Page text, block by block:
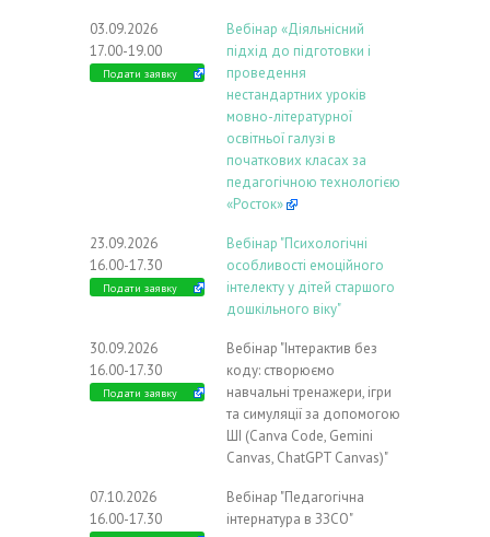
03.09.2026
17.00-19.00
Подати заявку
Вебінар «Діяльнісний
підхід до підготовки і
проведення
нестандартних уроків
мовно-літературної
освітньої галузі в
початкових класах за
педагогічною технологією
«Росток»
23.09.2026
16.00-17.30
Подати заявку
Вебінар "Психологічні
особливості емоційного
інтелекту у дітей старшого
дошкільного віку"
30.09.2026
16.00-17.30
Подати заявку
Вебінар "Інтерактив без
коду: створюємо
навчальні тренажери, ігри
та симуляції за допомогою
ШІ (Canva Code, Gemini
Canvas, ChatGPT Canvas)"
07.10.2026
16.00-17.30
Вебінар "Педагогічна
інтернатура в ЗЗСО"